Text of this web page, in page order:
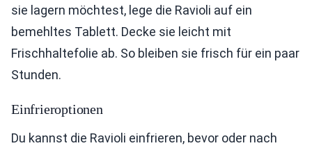
sie lagern möchtest, lege die Ravioli auf ein
bemehltes Tablett. Decke sie leicht mit
Frischhaltefolie ab. So bleiben sie frisch für ein paar
Stunden.
Einfrieroptionen
Du kannst die Ravioli einfrieren, bevor oder nach